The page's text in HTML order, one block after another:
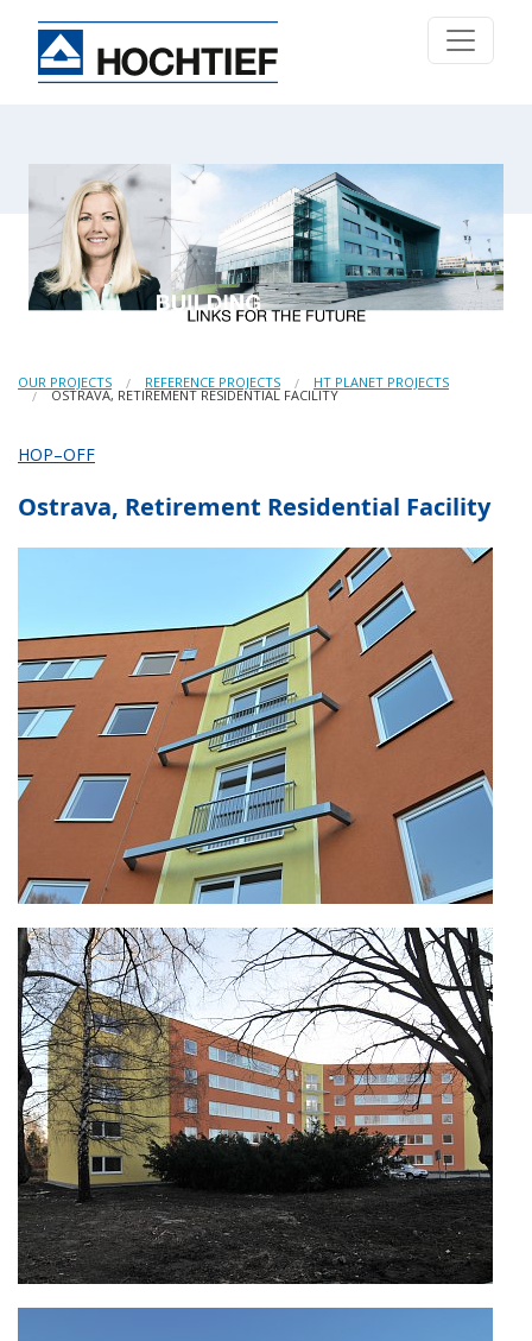
OUR PROJECTS REFERENCE PROJECTS HT PLANET PROJECTS
OSTRAVA, RETIREMENT RESIDENTIAL FACILITY
HOP–OFF
Ostrava, Retirement Residential Facility